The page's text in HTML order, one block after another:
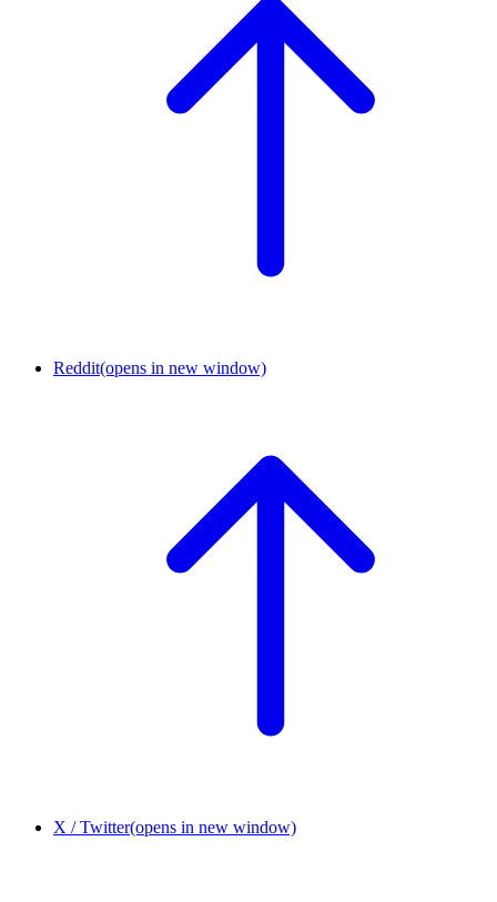
Reddit(opens in new window)
X / Twitter(opens in new window)